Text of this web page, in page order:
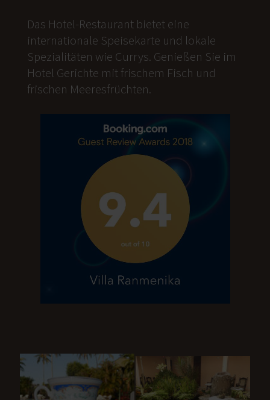
Das Hotel-Restaurant bietet eine
internationale Speisekarte und lokale
Spezialitäten wie Currys. Genießen Sie im
Hotel Gerichte mit frischem Fisch und
frischen Meeresfrüchten.